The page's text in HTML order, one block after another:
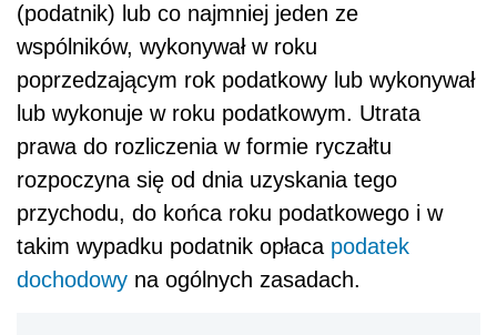
(podatnik) lub co najmniej jeden ze
wspólników, wykonywał w roku
poprzedzającym rok podatkowy lub wykonywał
lub wykonuje w roku podatkowym. Utrata
prawa do rozliczenia w formie ryczałtu
rozpoczyna się od dnia uzyskania tego
przychodu, do końca roku podatkowego i w
takim wypadku podatnik opłaca podatek
dochodowy na ogólnych zasadach.